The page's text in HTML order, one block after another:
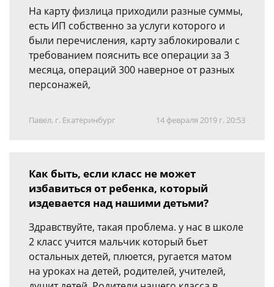
На карту физлица приходили разные суммы,
есть ИП собственно за услуги которого и
были перечисления, карту заблокировали с
требованием пояснить все операции за 3
месяца, операций 300 наверное от разных
персонажей,
Павел, г. Екатеринбург 14 февраля 2019 г. 20:53
Как быть, если класс не может
избавиться от ребенка, который
издевается над нашими детьми?
Здравствуйте, такая проблема. у нас в школе
2 класс учится мальчик который бьет
остальных детей, плюется, ругается матом
на уроках на детей, родителей, учителей,